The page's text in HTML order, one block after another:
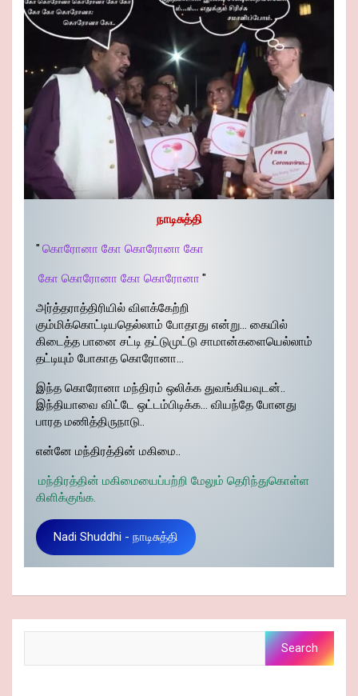
நாடிசுத்தி
" கொரோனா கோ கொரோனா கோ
கோ கொரோனா கோ கொரோனா "
அர்த்தராத்திரியில் விளக்கேற்றி
கும்மிக்கொட்டியதெல்லாம் போதாது என்று… கையில்
கிடைத்த பானை சட்டி தட்டுமுட்டு சாமான்களையெல்லாம்
தட்டியும் போகாத கொரோனா…
இந்த கொரோனா மந்திரம் ஒலிக்க துவங்கியவுடன்..
இந்தியாவை விட்டே ஒட்டம்பிடிக்க… வியந்தே போனது
பாரத மணித்திருநாடு..
என்னே மந்திரத்தின் மகிமை..
மந்திரத்தின் மகிமையைப்பற்றி மேலும் தெரிந்துகொள்ள
கிளிக்குங்க.
Nadi Shuddhi - நாடிசுத்தி
Search